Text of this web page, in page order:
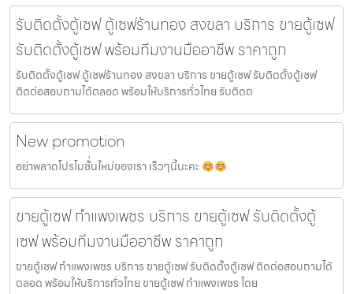
รับติดตั้งตู้เซฟ ตู้เซฟร้านทอง สงขลา บริการ ขายตู้เซฟ
รับติดตั้งตู้เซฟ พร้อมทีมงานมืออาชีพ ราคาถูก
รับติดตั้งตู้เซฟ ตู้เซฟร้านทอง สงขลา บริการ ขายตู้เซฟ รับติดตั้งตู้เซฟ
ติดต่อสอบถามได้ตลอด พร้อมให้บริการทั่วไทย รับติดต
New promotion
อย่าพลาดโปรโมชั้่นใหม่ของเรา เร็วๆนี้นะคะ
ขายตู้เซฟ กำแพงเพชร บริการ ขายตู้เซฟ รับติดตั้งตู้
เซฟ พร้อมทีมงานมืออาชีพ ราคาถูก
ขายตู้เซฟ กำแพงเพชร บริการ ขายตู้เซฟ รับติดตั้งตู้เซฟ ติดต่อสอบถามได้
ตลอด พร้อมให้บริการทั่วไทย ขายตู้เซฟ กำแพงเพชร โดย